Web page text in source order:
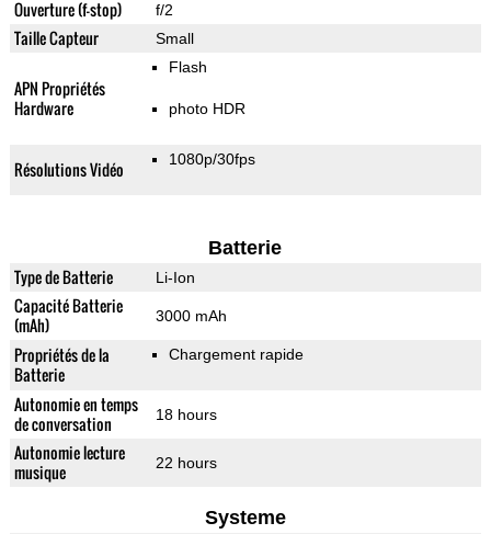
Ouverture (f-stop) f/2
Taille Capteur Small
APN Propriétés
Hardware
Flash
photo HDR
Résolutions Vidéo 1080p/30fps
Batterie
Type de Batterie Li-Ion
Capacité Batterie
(mAh)
3000 mAh
Propriétés de la
Batterie
Chargement rapide
Autonomie en temps
de conversation
18 hours
Autonomie lecture
musique
22 hours
Systeme